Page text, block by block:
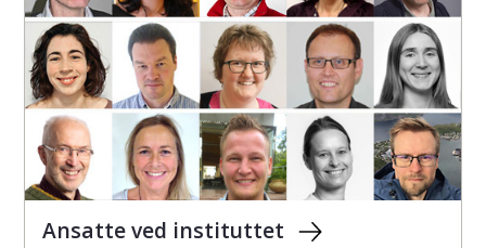
Ansatte ved instituttet